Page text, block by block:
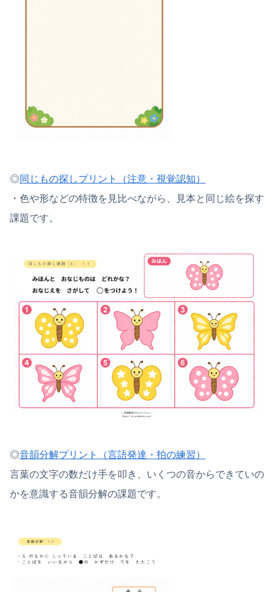
◎同じもの探しプリント（注意・視覚認知）
・色や形などの特徴を見比べながら、見本と同じ絵を探す
課題です。
◎音韻分解プリント（言語発達・拍の練習）
言葉の文字の数だけ手を叩き、いくつの音からできていの
かを意識する音韻分解の課題です。